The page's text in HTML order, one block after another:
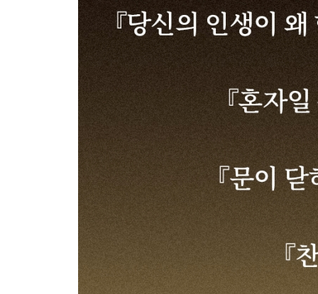
은퇴한 늙은이의 냄새 - p. 161
회색의 노년에서 장미색 노년으로 - p. 169
닭처럼 크게 홰치며 살자 - p. 175
말띠들이여, 말춤을 추자 - p. 184
탑골공원에 모이는 고독 - p. 190
5부｜죽을 힘으로 산다
죽는 걸 겁낸 페미니스트 - p. 197
집단 자살의 시대 - p. 204
나는 늙은 찐따다 - p. 211
겨울에 피는 꽃도 있다 - p. 218
대기만성한 노인의 시대가 온다 - p. 224
인생에는 보이지 않는 마디가 있다 - p. 228
죽음은 내 것이 아니다 - p. 232